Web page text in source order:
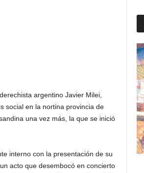
argentino Javier Milei,
social en la nortina provincia de
una vez más, la que se inició
interno con la presentación de su
acto que desembocó en concierto